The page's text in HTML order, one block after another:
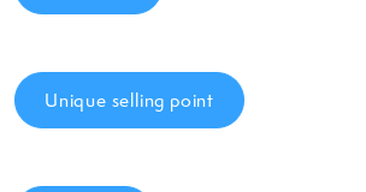
Unique selling point